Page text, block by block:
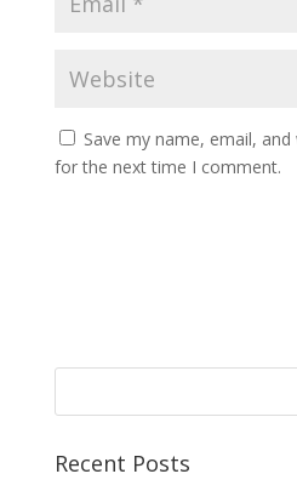
Save my name, email,
for the next time I comment.
Recent Posts